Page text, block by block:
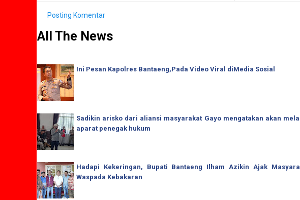
Posting Komentar
All The News
Ini Pesan Kapolres Bantaeng,Pada Video Viral diMedia Sosial
Sadikin arisko dari aliansi masyarakat Gayo mengatakan akan
aparat penegak hukum
Hadapi Kekeringan, Bupati Bantaeng Ilham Azikin Ajak
Waspada Kebakaran